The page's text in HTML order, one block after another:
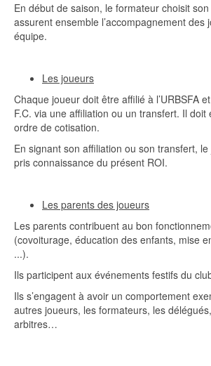
En début de saison, le formateur choisit
assurent ensemble l’accompagnement des
équipe.
Les joueurs
Chaque joueur doit être affilié à l’URBSFA
F.C. via une affiliation ou un transfert. Il doit
ordre de cotisation.
En signant son affiliation ou son transfert,
pris connaissance du présent ROI.
Les parents des joueurs
Les parents contribuent au bon
(covoiturage, éducation des enfants, mise
...).
Ils participent aux événements festifs du
Ils s’engagent à avoir un comportement
autres joueurs, les formateurs, les
arbitres…